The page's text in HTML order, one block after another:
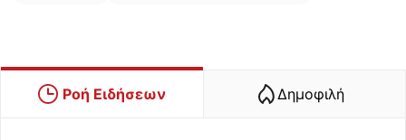
Ροή Ειδήσεων Δημοφιλή